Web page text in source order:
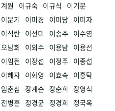
원 이규숙 이규식
이기문
이문기 이미경 이미담 이미자
이석란 이선미 이송주 이수영
남희 이외수 이용남 이용선
이임전 이장섭 이정주 이종섭
이혜자 이화영 이효숙 이흥탁
임춘심 장계순 장순희 장영식
전병훈 정경균 정경희
정국옥